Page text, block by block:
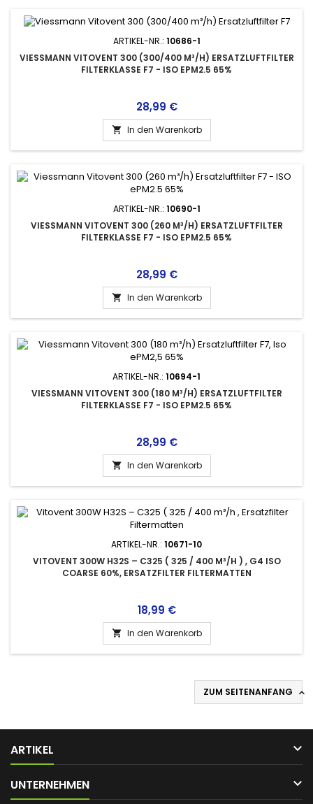
ARTIKEL-NR.: 10686-1
VIESSMANN VITOVENT 300 (300/400 M³/H) ERSATZLUFTFILTER
FILTERKLASSE F7 - ISO EPM2.5 65%
Preis
28,99 €
 In den Warenkorb
ARTIKEL-NR.: 10690-1
VIESSMANN VITOVENT 300 (260 M³/H) ERSATZLUFTFILTER
FILTERKLASSE F7 - ISO EPM2.5 65%
Preis
28,99 €
 In den Warenkorb
ARTIKEL-NR.: 10694-1
VIESSMANN VITOVENT 300 (180 M³/H) ERSATZLUFTFILTER
FILTERKLASSE F7 - ISO EPM2.5 65%
Preis
28,99 €
 In den Warenkorb
ARTIKEL-NR.: 10671-10
VITOVENT 300W H32S – C325 ( 325 / 400 M³/H ) , G4 ISO
COARSE 60%, ERSATZFILTER FILTERMATTEN
Preis
18,99 €
 In den Warenkorb
ZUM SEITENANFANG 
ARTIKEL 
UNTERNEHMEN 